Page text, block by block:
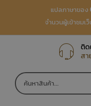
แปลภาษาของ
TH
จำนวนผู้เข้าชมเ
ติด
สา